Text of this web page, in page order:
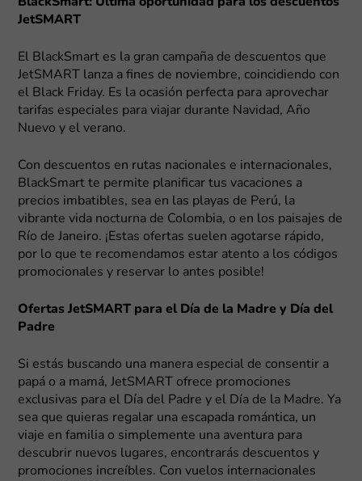
JetSMART
El BlackSmart es la gran campaña de descuentos que
JetSMART lanza a fines de noviembre, coincidiendo con
el Black Friday. Es la ocasión perfecta para aprovechar
tarifas especiales para viajar durante Navidad, Año
Nuevo y el verano.
Con descuentos en rutas nacionales e internacionales,
BlackSmart te permite planificar tus vacaciones a
precios imbatibles, sea en las playas de Perú, la
vibrante vida nocturna de Colombia, o en los paisajes de
Río de Janeiro. ¡Estas ofertas suelen agotarse rápido,
por lo que te recomendamos estar atento a los códigos
promocionales y reservar lo antes posible!
Ofertas JetSMART para el Día de la Madre y Día del
Padre
Si estás buscando una manera especial de consentir a
papá o a mamá, JetSMART ofrece promociones
exclusivas para el Día del Padre y el Día de la Madre. Ya
sea que quieras regalar una escapada romántica, un
viaje en familia o simplemente una aventura para
descubrir nuevos lugares, encontrarás descuentos y
promociones increíbles. Con vuelos internacionales